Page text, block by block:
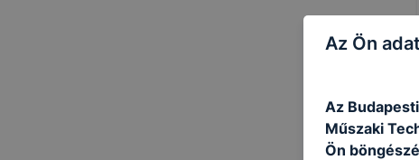
Az Ön
Az
Műszaki
Ön